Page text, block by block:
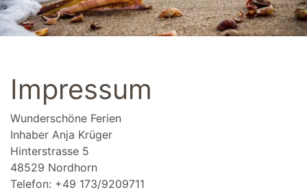
Impressum
Wunderschöne Ferien
Inhaber Anja Krüger
Hinterstrasse 5
48529 Nordhorn
Telefon: +49 173/9209711